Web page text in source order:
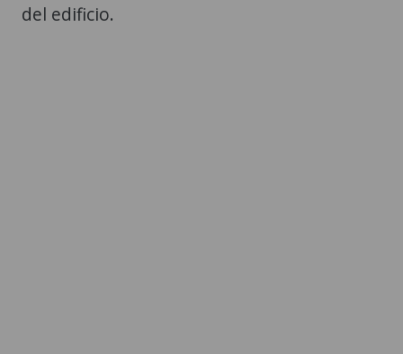
del edificio.